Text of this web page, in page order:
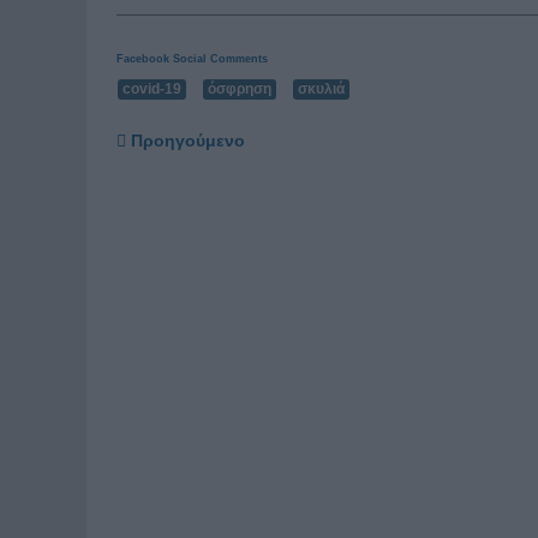
Facebook Social Comments
covid-19 όσφρηση σκυλιά
Προηγούμενο